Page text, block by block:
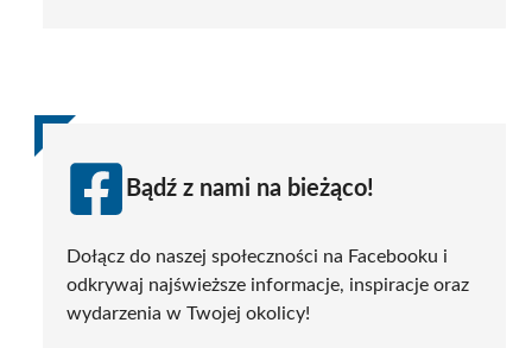
Bądź z nami na bieżąco!
Dołącz do naszej społeczności na Facebooku i
odkrywaj najświeższe informacje, inspiracje oraz
wydarzenia w Twojej okolicy!